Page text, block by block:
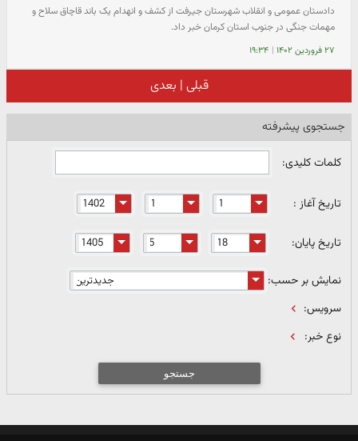
دادستان عمومی و انقلاب شهرستان جیرفت از کشف و انهدام یک باند قاچاق سلاح و
مهمات جنگی در جنوب استان کرمان خبر داد.
۲۷ فروردین ۱۴۰۲ | ۱۹:۳۴
قبلی | بعدی
جستجوی پیشرفته
کلمات کلیدی:
تاریخ آغاز :
تاریخ پایان:
نمایش بر حسب:
سرویس:
نوع خبر:
جستجو